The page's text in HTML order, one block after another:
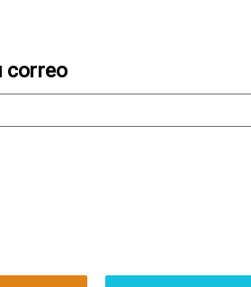
correo